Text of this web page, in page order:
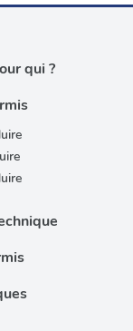
qui ?